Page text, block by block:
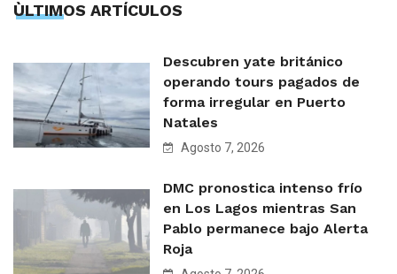
ÙLTIMOS ARTÍCULOS
Descubren yate británico
operando tours pagados de
forma irregular en Puerto
Natales
Agosto 7, 2026
DMC pronostica intenso frío
en Los Lagos mientras San
Pablo permanece bajo Alerta
Roja